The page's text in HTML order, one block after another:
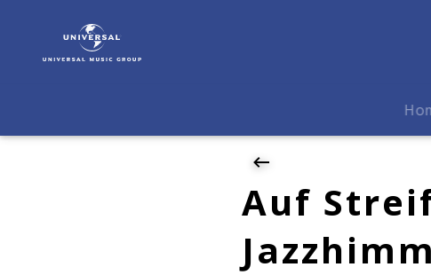
Streife
Auf